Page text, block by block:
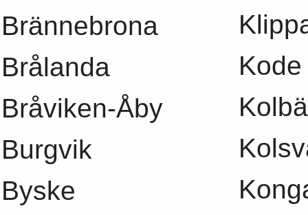
Brännebrona
Brålanda
Bråviken-Åby
Burgvik
Byske
Kode